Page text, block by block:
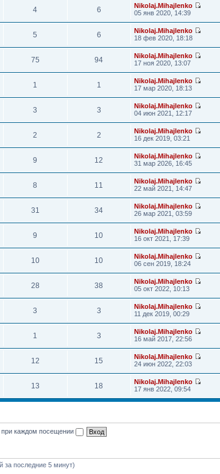
4 6
Nikolaj.Mihajlenko
05 янв 2020, 14:39
5 6
Nikolaj.Mihajlenko
18 фев 2020, 18:18
75 94
Nikolaj.Mihajlenko
17 ноя 2020, 13:07
1 1
Nikolaj.Mihajlenko
17 мар 2020, 18:13
3 3
Nikolaj.Mihajlenko
04 июн 2021, 12:17
2 2
Nikolaj.Mihajlenko
16 дек 2019, 03:21
9 12
Nikolaj.Mihajlenko
31 мар 2026, 16:45
8 11
Nikolaj.Mihajlenko
22 май 2021, 14:47
31 34
Nikolaj.Mihajlenko
26 мар 2021, 03:59
9 10
Nikolaj.Mihajlenko
16 окт 2021, 17:39
10 10
Nikolaj.Mihajlenko
06 сен 2019, 18:24
28 38
Nikolaj.Mihajlenko
05 окт 2022, 10:13
3 3
Nikolaj.Mihajlenko
11 дек 2019, 00:29
1 3
Nikolaj.Mihajlenko
16 май 2017, 22:56
12 15
Nikolaj.Mihajlenko
24 июн 2022, 22:03
13 18
Nikolaj.Mihajlenko
17 янв 2022, 09:54
при каждом посещении
за последние 5 минут)